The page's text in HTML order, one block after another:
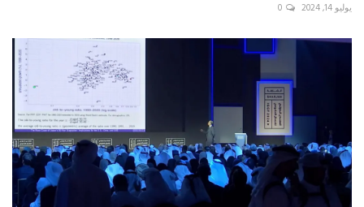
يوليو 14, 2024 0